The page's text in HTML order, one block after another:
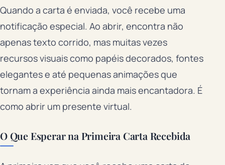
Quando a carta é enviada, você recebe uma
notificação especial. Ao abrir, encontra não
apenas texto corrido, mas muitas vezes
recursos visuais como papéis decorados, fontes
elegantes e até pequenas animações que
tornam a experiência ainda mais encantadora. É
como abrir um presente virtual.
O Que Esperar na Primeira Carta Recebida